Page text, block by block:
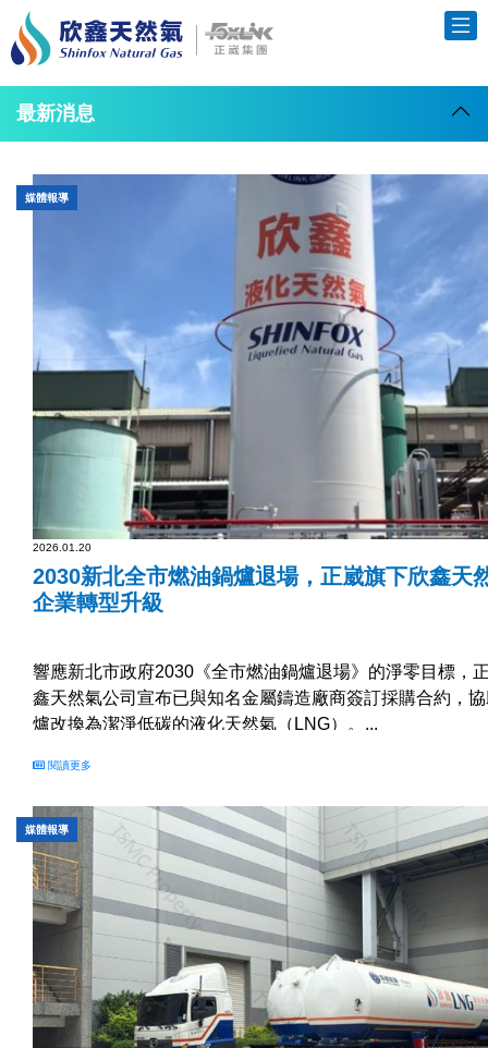
最新消息
媒體報導
2026.01.20
2030新北全市燃油鍋爐退場，正崴旗下欣鑫天
企業轉型升級
響應新北市政府2030《全市燃油鍋爐退場》的淨零目標，
鑫天然氣公司宣布已與知名金屬鑄造廠商簽訂採購合約，
爐改換為潔淨低碳的液化天然氣（LNG）。...
閱讀更多
媒體報導